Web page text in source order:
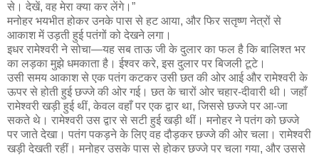
से। देखें, वह मेरा क्या कर लेंगे।”
मनोहर भयभीत होकर उनके पास से हट आया, और फिर सतृष्ण नेत्रों से
आकाश में उड़ती हुई पतंगों को देखने लगा।
इधर रामेश्वरी ने सोचा—यह सब ताऊ जी के दुलार का फल है कि बालिश्त भर
का लड़का मुझे धमकाता है। ईश्वर करे, इस दुलार पर बिजली टूटे।
उसी समय आकाश से एक पतंग कटकर उसी छत की ओर आई और रामेश्वरी के
ऊपर से होती हुई छज्जे की ओर गई। छत के चारों ओर चहार-दीवारी थी। जहाँ
रामेश्वरी खड़ी हुई थीं, केवल वहाँ पर एक द्वार था, जिससे छज्जे पर आ-जा
सकते थे। रामेश्वरी उस द्वार से सटी हुई खड़ी थीं। मनोहर ने पतंग को छज्जे
पर जाते देखा। पतंग पकड़ने के लिए वह दौड़कर छज्जे की ओर चला। रामेश्वरी
खड़ी देखती रहीं। मनोहर उसके पास से होकर छज्जे पर चला गया, और उससे